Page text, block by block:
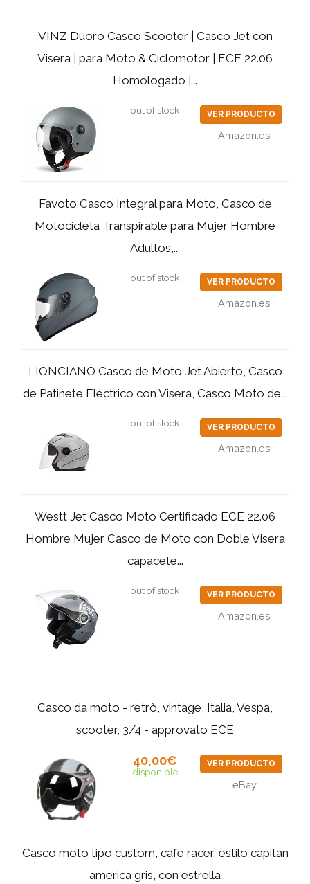
VINZ Duoro Casco Scooter | Casco Jet con
Visera | para Moto & Ciclomotor | ECE 22.06
Homologado |...
out of stock VER PRODUCTO
Amazon.es
Favoto Casco Integral para Moto, Casco de
Motocicleta Transpirable para Mujer Hombre
Adultos,...
out of stock VER PRODUCTO
Amazon.es
LIONCIANO Casco de Moto Jet Abierto, Casco
de Patinete Eléctrico con Visera, Casco Moto de...
out of stock VER PRODUCTO
Amazon.es
Westt Jet Casco Moto Certificado ECE 22.06
Hombre Mujer Casco de Moto con Doble Visera
capacete...
out of stock VER PRODUCTO
Amazon.es
Casco da moto - retrò, vintage, Italia, Vespa,
scooter, 3/4 - approvato ECE
40,00€
disponible
VER PRODUCTO
eBay
Casco moto tipo custom, cafe racer, estilo capitan
america gris, con estrella